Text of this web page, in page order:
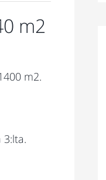
m2
m2.
3:lta.